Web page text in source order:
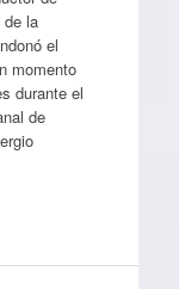
de la
el
momento
durante el
de